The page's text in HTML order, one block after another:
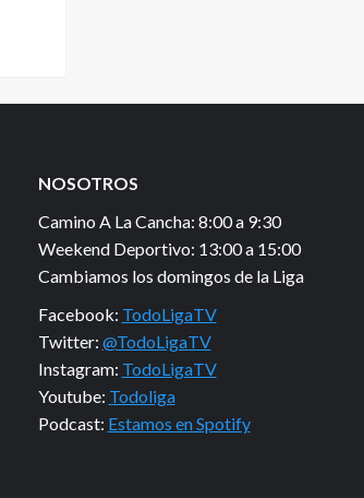
NOSOTROS
Camino A La Cancha: 8:00 a 9:30
Weekend Deportivo: 13:00 a 15:00
Cambiamos los domingos de la Liga
Facebook: TodoLigaTV
Twitter: @TodoLigaTV
Instagram: TodoLigaTV
Youtube: Todoliga
Podcast: Estamos en Spotify